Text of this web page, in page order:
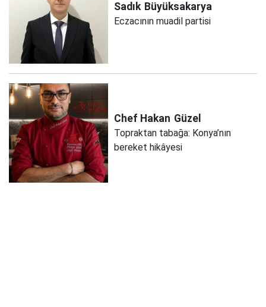
Sadık Büyüksakarya
Eczacının muadil partisi
Chef Hakan Güzel
Topraktan tabağa: Konya’nın
bereket hikâyesi